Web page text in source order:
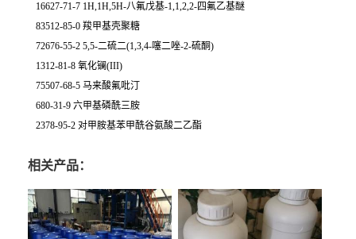
16627-71-7 1H,1H,5H-八氟戊基-1,1,2,2-四氟乙基醚
83512-85-0 羧甲基壳聚糖
72676-55-2 5,5-二硫二(1,3,4-噻二唑-2-硫酮)
1312-81-8 氧化镧(III)
75507-68-5 马来酸氟吡汀
680-31-9 六甲基磷酰三胺
2378-95-2 对甲胺基苯甲酰谷氨酸二乙酯
相关产品：